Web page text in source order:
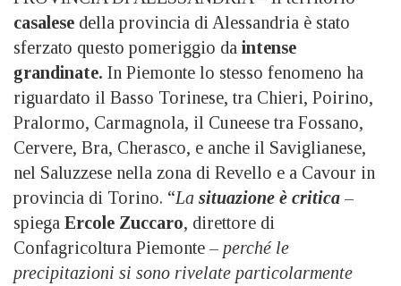
casalese della provincia di Alessandria è stato
sferzato questo pomeriggio da intense
grandinate. In Piemonte lo stesso fenomeno ha
riguardato il Basso Torinese, tra Chieri, Poirino,
Pralormo, Carmagnola, il Cuneese tra Fossano,
Cervere, Bra, Cherasco, e anche il Saviglianese,
nel Saluzzese nella zona di Revello e a Cavour in
provincia di Torino. “La situazione è critica –
spiega Ercole Zuccaro, direttore di
Confagricoltura Piemonte – perché le
precipitazioni si sono rivelate particolarmente